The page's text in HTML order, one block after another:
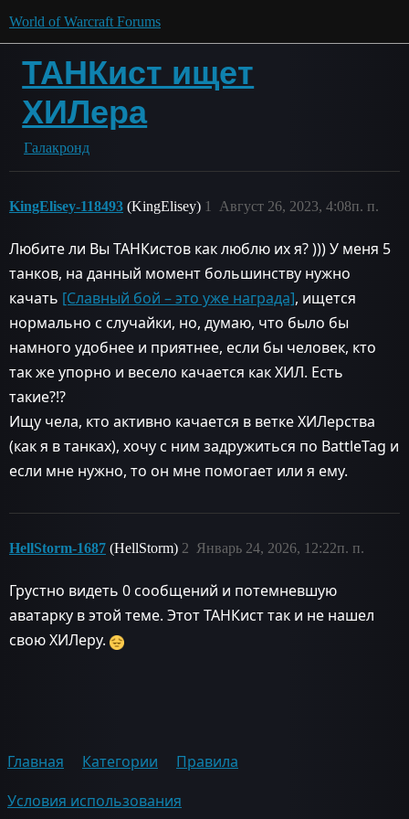
World of Warcraft Forums
ТАНКист ищет
ХИЛера
Галакронд
KingElisey-118493 (KingElisey) Август 26, 2023, 4:08п. п.
1
Любите ли Вы ТАНКистов как люблю их я? ))) У меня 5
танков, на данный момент большинству нужно
качать [Славный бой – это уже награда], ищется
нормально с случайки, но, думаю, что было бы
намного удобнее и приятнее, если бы человек, кто
так же упорно и весело качается как ХИЛ. Есть
такие?!?
Ищу чела, кто активно качается в ветке ХИЛерства
(как я в танках), хочу с ним задружиться по BattleTag и
если мне нужно, то он мне помогает или я ему.
HellStorm-1687 (HellStorm) Январь 24, 2026, 12:22п. п.
2
Грустно видеть 0 сообщений и потемневшую
аватарку в этой теме. Этот ТАНКист так и не нашел
свою ХИЛеру.
Главная Категории
Правила
Условия использования